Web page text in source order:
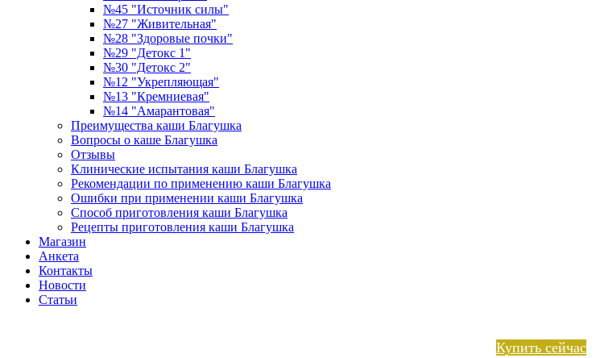
№45 "Источник силы"
№27 "Живительная"
№28 "Здоровые почки"
№29 "Детокс 1"
№30 "Детокс 2"
№12 "Укрепляющая"
№13 "Кремниевая"
№14 "Амарантовая"
Преимущества каши Благушка
Вопросы о каше Благушка
Отзывы
Клинические испытания каши Благушка
Рекомендации по применению каши Благушка
Ошибки при применении каши Благушка
Способ приготовления каши Благушка
Рецепты приготовления каши Благушка
Магазин
Анкета
Контакты
Новости
Статьи
Купить сейчас